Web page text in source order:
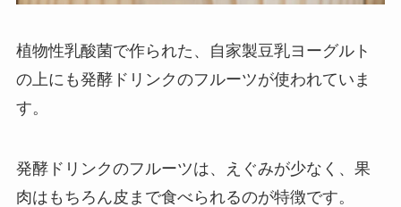
植物性乳酸菌で作られた、自家製豆乳ヨーグルト
の上にも発酵ドリンクのフルーツが使われていま
す。
発酵ドリンクのフルーツは、えぐみが少なく、果
肉はもちろん皮まで食べられるのが特徴です。